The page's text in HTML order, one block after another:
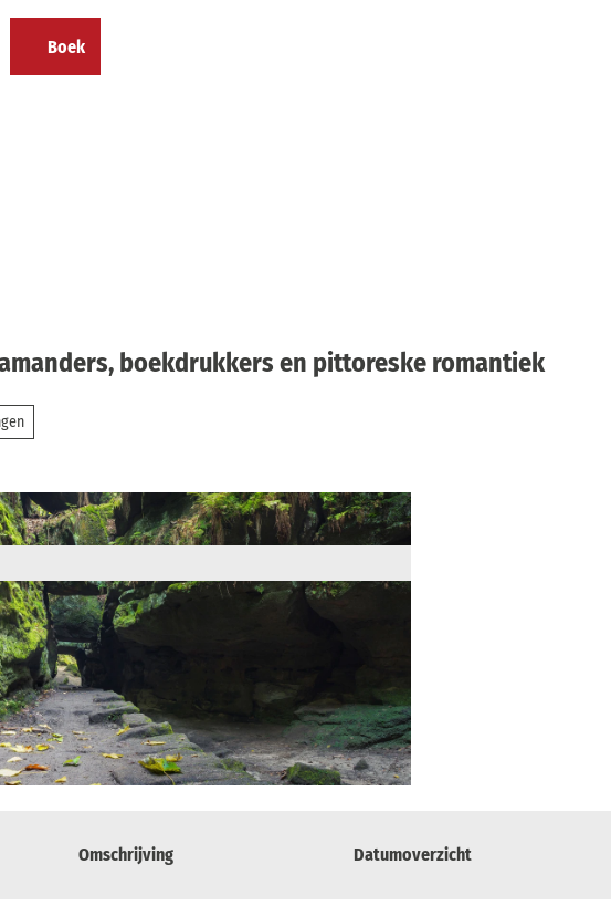
Boek
boekdrukkers en pittoreske romantiek
Omschrijving Datumoverzicht